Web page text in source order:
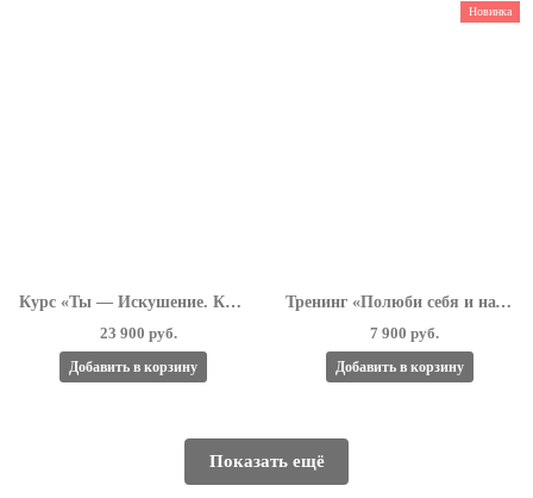
Курс «Ты — Искушение. Как Любить и Как Влюбить 4.0»
23 900 руб.
Добавить в корзину
Новинка
Тренинг «Полюби себя и начни жить!»
7 900 руб.
Добавить в корзину
Показать ещё